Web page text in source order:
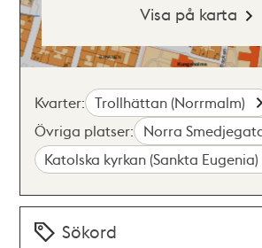
Visa på karta
Kvarter: Trollhättan (Norrmalm)
Övriga platser: Norra
Katolska kyrkan (Sankta Eugenia)
Sökord